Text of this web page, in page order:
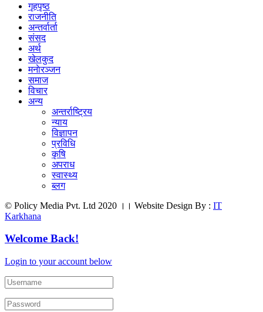
गृहपृष्ठ
राजनीति
अन्तर्वार्ता
संसद
अर्थ
खेलकुद
मनाेरञ्जन
समाज
विचार
अन्य
अन्तर्राष्ट्रिय
न्याय
विज्ञापन
प्रविधि
कृषि
अपराध
स्वास्थ्य
ब्लग
© Policy Media Pvt. Ltd 2020 ।। Website Design By : IT
Karkhana
Welcome Back!
Login to your account below